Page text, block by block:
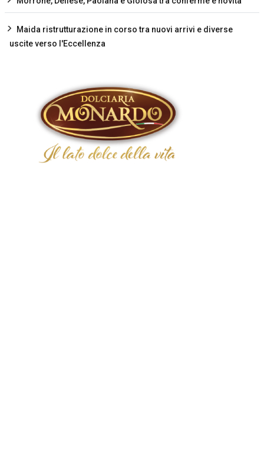
Maida ristrutturazione in corso tra nuovi arrivi e diverse
uscite verso l'Eccellenza